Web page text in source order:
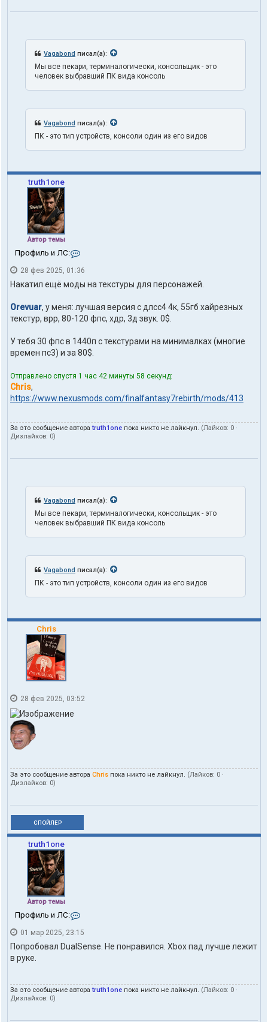
е
t
r
t
h
1
n
Vagabond писал(а):
Мы все пекари, терминалогически, консольщик - это
человек выбравший ПК вида консоль
Vagabond писал(а):
ПК - это тип устройств, консоли один из его видов
truth1one
Автор темы
Профиль и ЛС:
н
т
т
ы
о
л
ь
о
а
л
o
n
e
28 фев 2025, 01:36
Накатил ещё моды на текстуры для персонажей.
Orevuar, у меня: лучшая версия с длсс4 4к, 55гб хайрезных
текстур, врр, 80-120 фпс, хдр, 3д звук. 0$.
У тебя 30 фпс в 1440п с текстурами на минималках (многие
времен пс3) и за 80$.
Отправлено спустя 1 час 42 минуты 58 секунд:
Chris,
https://www.nexusmods.com/finalfantasy7rebirth/mods/413
За это сообщение автораtruth1one пока никто не лайкнул. (Лайков: 0 ·
Дизлайков: 0)
Vagabond писал(а):
Мы все пекари, терминалогически, консольщик - это
человек выбравший ПК вида консоль
Vagabond писал(а):
ПК - это тип устройств, консоли один из его видов
Chris
28 фев 2025, 03:52
За это сообщение автора Chris пока никто не лайкнул. (Лайков: 0 ·
Дизлайков: 0)
СПОЙЛЕР
truth1one
Автор темы
Профиль и ЛС:
н
т
а
п
ь
01 мар 2025, 23:15
Попробовал DualSense. Не понравился. Xbox пад лучше лежит
в руке.
За это сообщение автораtruth1one пока никто не лайкнул. (Лайков: 0 ·
Дизлайков: 0)